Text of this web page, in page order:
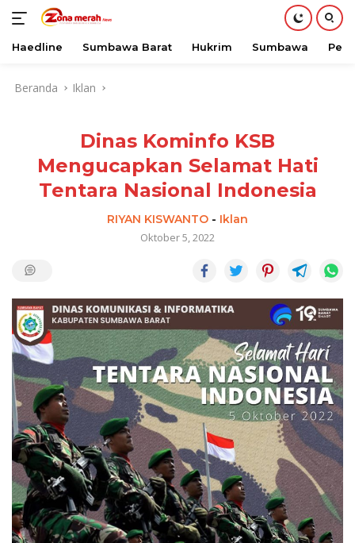
Haedline Sumbawa Barat Hukrim Sumbawa
Beranda Iklan
Dinas Kominfo KSB
Mengucapkan Selamat Hati
Tentara Nasional Indonesia
RIYAN KISWANTO - Iklan
Oktober 5, 2022